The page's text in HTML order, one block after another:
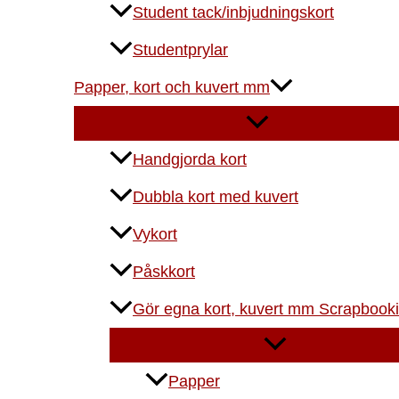
Student tack/inbjudningskort
Studentprylar
Papper, kort och kuvert mm
Handgjorda kort
Dubbla kort med kuvert
Vykort
Påskkort
Gör egna kort, kuvert mm
Papper